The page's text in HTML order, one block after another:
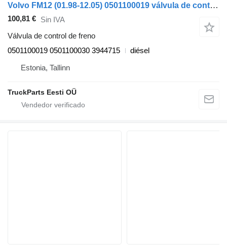
Volvo FM12 (01.98-12.05) 0501100019 válvula de control de freno para Volvo FM7-FM12, FM, FMX (1998-2014) cabeza tractora
100,81 € Sin IVA
Válvula de control de freno
0501100019 0501100030 3944715
diésel
Estonia, Tallinn
TruckParts Eesti OÜ